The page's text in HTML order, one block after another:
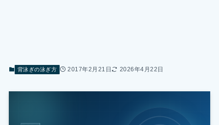
背泳ぎの泳ぎ方 2017年2月21日 2026年4月22日